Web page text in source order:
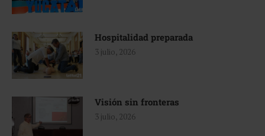
Hospitalidad preparada
3 julio, 2026
Visión sin fronteras
3 julio, 2026